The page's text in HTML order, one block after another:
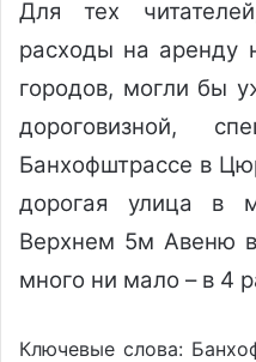
Для тех
расходы на аренду
городов, могли бы
дороговизной,
Банхофштрассе в
дорогая улица в
Верхнем 5м Авеню
много ни мало – в 4
Ключевые слова: